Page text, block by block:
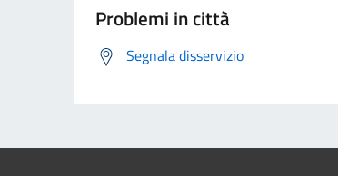
Problemi in città
Segnala disservizio